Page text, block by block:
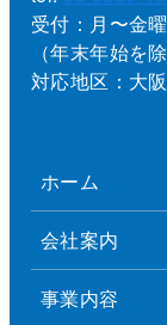
受付：月〜金
（年末年始を除
対応地区：大
ホーム
会社案内
事業内容